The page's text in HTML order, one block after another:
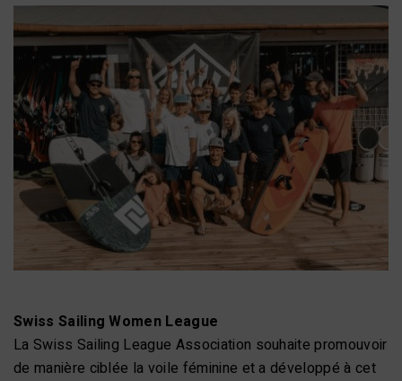
Swiss Sailing Women League
La Swiss Sailing League Association souhaite promouvoir
de manière ciblée la voile féminine et a développé à cet